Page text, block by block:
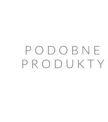
PODOBNE
PRODUKTY